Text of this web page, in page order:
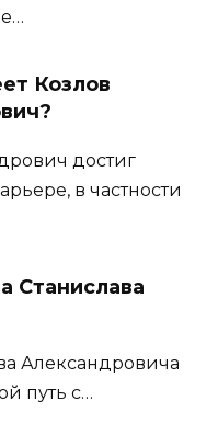
Козлов
достиг
в частности
Станислава
Александровича
путь с…